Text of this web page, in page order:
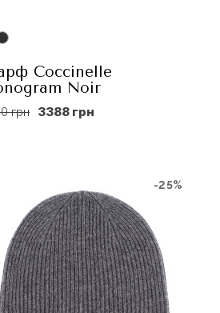
Coccinelle
Noir
грн 3388 грн
-25%